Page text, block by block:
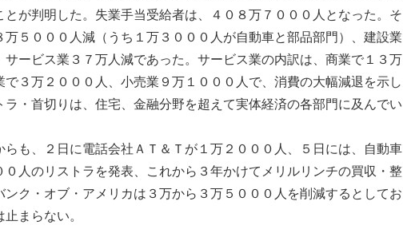
とが判明した。失業手当受給者は、４０８万７０００人となった。そ
万５０００人減（うち１万３０００人が自動車と部品部門）、建設業
サービス業３７万人減であった。サービス業の内訳は、商業で１３万
で３万２０００人、小売業９万１０００人で、消費の大幅減退を示し
ラ・首切りは、住宅、金融分野を超えて実体経済の各部門に及んでい
も、２日に電話会社ＡＴ＆Ｔが１万２０００人、５日には、自動車
０人のリストラを発表、これから３年かけてメリルリンチの買収・整
ンク・オブ・アメリカは３万から３万５０００人を削減するとしてお
まらない。